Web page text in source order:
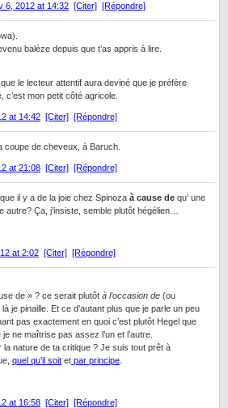
6, 2012 at 14:32 [Citer] [Répondre]
balèze depuis que t’as appris à lire.
le lecteur attentif aura deviné que je préfère
c’est mon petit côté agricole.
at 14:42 [Citer] [Répondre]
coupe de cheveux, à Baruch.
at 21:08 [Citer] [Répondre]
il y a de la joie chez Spinoza à cause de qu’ une
autre? Ça, j’insiste, semble plutôt hégélien…
at 2:02 [Citer] [Répondre]
de » ? ce serait plutôt à l’occasion de (ou
là je pinaille. Et ce d’autant plus que je parle un peu
pas exactement en quoi c’est plutôt Hegel que
ne maîtrise pas assez l’un et l’autre.
nature de ta critique ? Je suis tout prêt à
quel qu’il soit et par principe
at 16:58 [Citer] [Répondre]